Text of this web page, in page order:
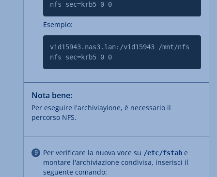
nfs sec=krb5 0 0
Esempio:
vid15943.nas3.lan:/vid15943 /mnt/nfs
nfs sec=krb5 0 0
Nota bene:
Per eseguire l'archiviayione, è necessario il
percorso NFS.
Per verificare la nuova voce su /etc/fstab e
montare l'archiviazione condivisa, inserisci il
seguente comando: